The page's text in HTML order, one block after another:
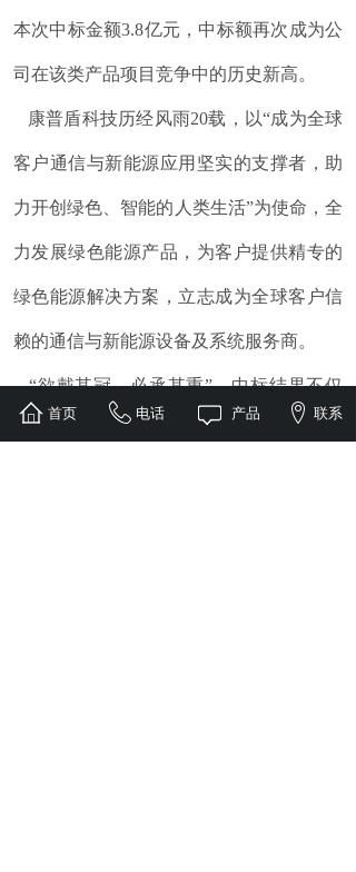
本次中标金额3.8亿元，中标额再次成为公
司在该类产品项目竞争中的历史新高。
康普盾科技历经风雨20载，以“成为全球
客户通信与新能源应用坚实的支撑者，助
力开创绿色、智能的人类生活”为使命，全
力发展绿色能源产品，为客户提供精专的
绿色能源解决方案，立志成为全球客户信
赖的通信与新能源设备及系统服务商。
“欲戴其冠，必承其重”，中标结果不仅
证明了康普盾团队过往的实力和决心，更
首页 电话 产品 联系